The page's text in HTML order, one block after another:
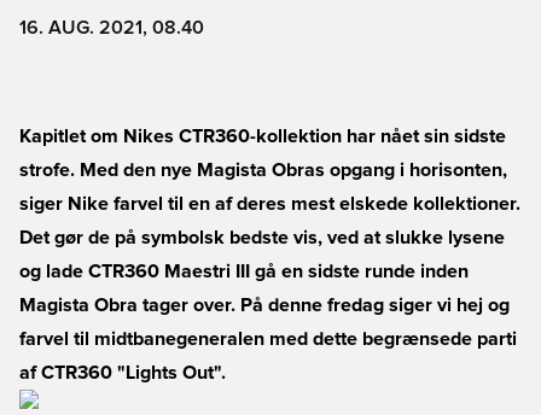
16. AUG. 2021, 08.40
Kapitlet om Nikes CTR360-kollektion har nået sin sidste
strofe. Med den nye Magista Obras opgang i horisonten,
siger Nike farvel til en af deres mest elskede kollektioner.
Det gør de på symbolsk bedste vis, ved at slukke lysene
og lade CTR360 Maestri III gå en sidste runde inden
Magista Obra tager over. På denne fredag siger vi hej og
farvel til midtbanegeneralen med dette begrænsede parti
af CTR360 "Lights Out".